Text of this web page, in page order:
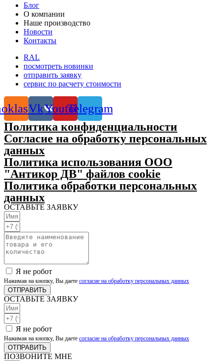
Блог
О компании
Наше производство
Новости
Контакты
RAL
посмотреть новинки
отправить заявку
сервис по расчету стоимости
VkYoutubeTelegram
Политика конфиденциальности
Согласие на обработку персональных
данных
Политика использования ООО
"Антикор ДВ" файлов cookie
Политика обработки персональных
данных
ОСТАВЬТЕ ЗАЯВКУ
Я не робот
Нажимая на кнопку, Вы даете согласие на обработку персональных данных
ОТПРАВИТЬ
ОСТАВЬТЕ ЗАЯВКУ
Я не робот
Нажимая на кнопку, Вы даете согласие на обработку персональных данных
ОТПРАВИТЬ
ПОЗВОНИТЕ МНЕ